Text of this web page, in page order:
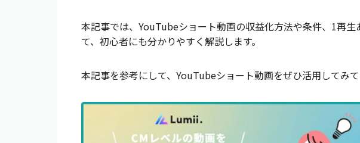
本記事では、YouTubeショート動画の収益化方法や条件、1再生
て、初心者にも分かりやすく解説します。
本記事を参考にして、YouTubeショート動画をぜひ活用してみて